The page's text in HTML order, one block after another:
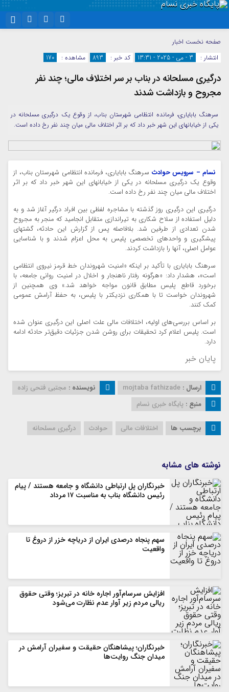
اینستاگرام
سروش
ایتا
آپارات
واتساپ
نام کاربری یا نشانی ایمیل
رمز عبور
مرا به خاطر بسپار
صفحه نخست اخبار
انتشار :
3 - می - 2025 - 13:31 کد خبر : 893 مشاهده : 170
درگیری مسلحانه در بناب بر سر اختلاف مالی؛ چند نفر
مجروح و بازداشت شدند
سرهنگ بابایاری، فرمانده انتظامی شهرستان بناب، از وقوع یک درگیری مسلحانه در
یکی از خیابانهای این شهر خبر داد که بر اثر اختلاف مالی میان چند نفر رخ داده است.
نسام – سرویس حوادث سرهنگ بابایاری، فرمانده انتظامی شهرستان بناب، از
وقوع یک درگیری مسلحانه در یکی از خیابانهای این شهر خبر داد که بر اثر
اختلاف مالی میان چند نفر رخ داده است.
درگیری این درگیری روز گذشته با مشاجره لفظی بین افراد درگیر آغاز شد و به
دلیل استفاده از سلاح شکاری به تیراندازی متقابل انجامید که منجر به مجروح
شدن تعدادی از طرفین شد. بلافاصله پس از گزارش این حادثه، گشتهای
پیشگیری و واحدهای تخصصی پلیس به محل اعزام شدند و با شناسایی
عوامل اصلی، آنها را بازداشت کردند.
سرهنگ بابایاری با تأکید بر اینکه «امنیت شهروندان خط قرمز نیروی انتظامی
است»، هشدار داد: «هرگونه رفتار ناهنجار و اخلال در امنیت روانی جامعه، با
برخورد قاطع پلیس مطابق قانون مواجه خواهد شد.» وی همچنین از
شهروندان خواست تا با همکاری نزدیکتر با پلیس، به حفظ آرامش عمومی
کمک کنند.
بر اساس بررسی‌های اولیه، اختلافات مالی علت اصلی این درگیری عنوان شده
است. پلیس اعلام کرد تحقیقات برای روشن شدن جزئیات دقیق‌تر حادثه ادامه
دارد.
پایان خبر
ارسال : mojtaba fathizade نویسنده : مجتبی فتحی زاده
منبع : پایگاه خبری نسام
برچسب ها اختلافات مالی حوادث درگیری مسلحانه
نوشته های مشابه
خبرنگاران پل ارتباطی دانشگاه و جامعه هستند / پیام
رئیس دانشگاه بناب به مناسبت ۱۷ مرداد
سهم پنجاه درصدی ایران از دریاچه خزر از دروغ تا
واقعیت
افزایش سرسام‌آور اجاره خانه در تبریز؛ وقتی حقوق
ریالی مردم زیر آوار عدم نظارت می‌شود
خبرنگاران؛ پیشاهنگان حقیقت و سفیران آرامش در
میدان جنگ روایت‌ها